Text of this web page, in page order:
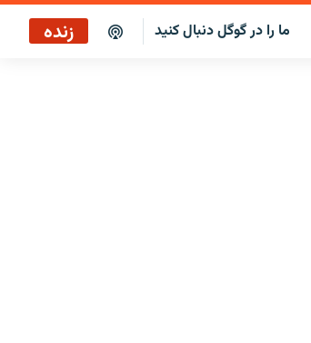
ما را در گوگل دنبال کنید زنده